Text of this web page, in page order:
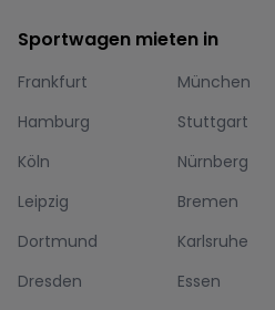
Sportwagen mieten in
Frankfurt München
Hamburg
Stuttgart
Köln
Nürnberg
Leipzig
Bremen
Dortmund
Karlsruhe
Dresden
Essen